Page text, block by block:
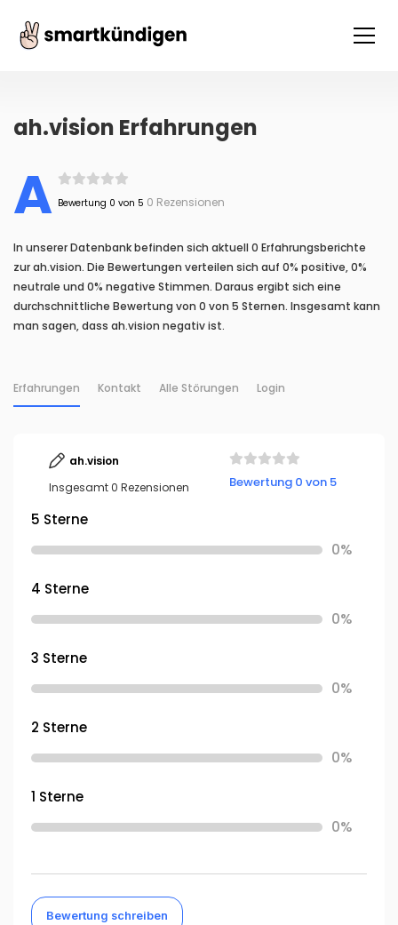
ah.vision Erfahrungen
A Bewertung 0 von 5 0 Rezensionen
In unserer Datenbank befinden sich aktuell 0 Erfahrungsberichte
zur ah.vision. Die Bewertungen verteilen sich auf 0% positive, 0%
neutrale und 0% negative Stimmen. Daraus ergibt sich eine
durchschnittliche Bewertung von 0 von 5 Sternen. Insgesamt kann
man sagen, dass ah.vision negativ ist.
Erfahrungen Kontakt Alle Störungen Login
ah.vision
Insgesamt 0 Rezensionen
Bewertung 0 von 5
5 Sterne
0%
4 Sterne
0%
3 Sterne
0%
2 Sterne
0%
1 Sterne
0%
Bewertung schreiben